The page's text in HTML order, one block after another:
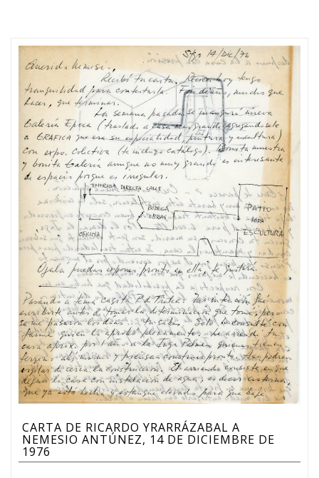
CARTA DE RICARDO YRARRÁZABAL A
NEMESIO ANTÚNEZ, 14 DE DICIEMBRE DE
1976